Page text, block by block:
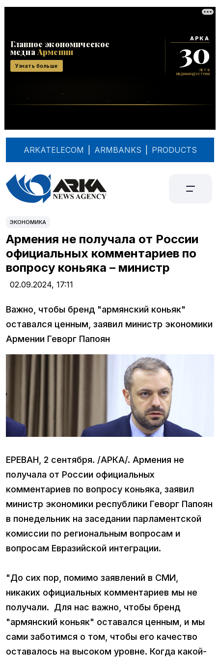
ARKATELECOM ARMBANKS PRODUCTS
ЭКОНОМИКА
Армения не получала от России
официальных комментариев по
вопросу коньяка – министр
02.09.2024, 17:11
Важно, чтобы бренд "армянский коньяк"
оставался ценным, заявил министр экономики
Армении Геворг Папоян
ЕРЕВАН, 2 сентября. /АРКА/. Армения не
получала от России официальных
комментариев по вопросу коньяка, заявил
министр экономики республики Геворг Папоян
в понедельник на заседании парламентской
комиссии по региональным вопросам и
вопросам Евразийской интеграции.
"До сих пор, помимо заявлений в СМИ,
никаких официальных комментариев мы не
получали. Для нас важно, чтобы бренд
"армянский коньяк" оставался ценным, и мы
сами заботимся о том, чтобы его качество
оставалось на высоком уровне. Когда какой-